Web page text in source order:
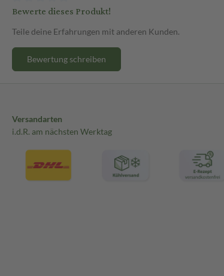
Bewerte dieses Produkt!
Teile deine Erfahrungen mit anderen Kunden.
Bewertung schreiben
Versandarten
i.d.R. am nächsten Werktag